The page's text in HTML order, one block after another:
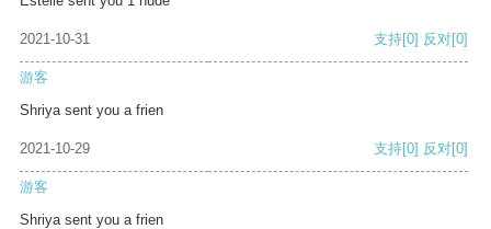
2021-10-31 支持[0] 反对[0]
游客
Shriya sent you a frien
2021-10-29 支持[0] 反对[0]
游客
Shriya sent you a frien